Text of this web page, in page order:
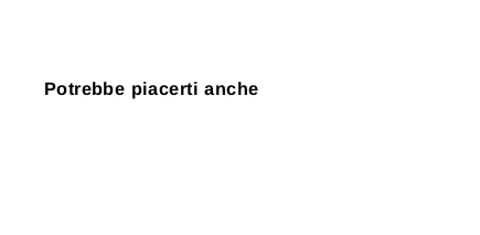
Potrebbe piacerti anche